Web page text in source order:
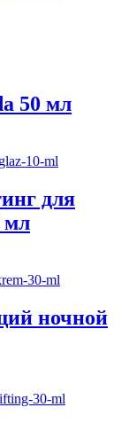
50 мл
для
мл
ночной